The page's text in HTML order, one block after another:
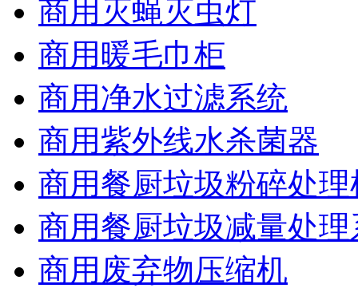
商用灭蝇灭虫灯
商用暖毛巾柜
商用净水过滤系统
商用紫外线水杀菌器
商用餐厨垃圾粉碎处理
商用餐厨垃圾减量处理
商用废弃物压缩机